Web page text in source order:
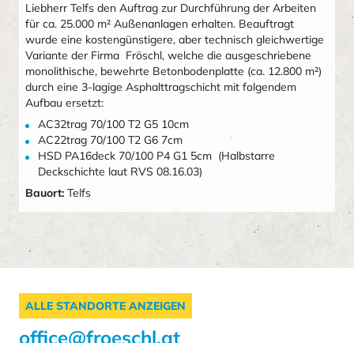
Liebherr Telfs den Auftrag zur Durchführung der Arbeiten
für ca. 25.000 m² Außenanlagen erhalten. Beauftragt
wurde eine kostengünstigere, aber technisch gleichwertige
Variante der Firma Fröschl, welche die ausgeschriebene
monolithische, bewehrte Betonbodenplatte (ca. 12.800 m²)
durch eine 3-lagige Asphalttragschicht mit folgendem
Aufbau ersetzt:
AC32trag 70/100 T2 G5 10cm
AC22trag 70/100 T2 G6 7cm
HSD PA16deck 70/100 P4 G1 5cm (Halbstarre
Deckschichte laut RVS 08.16.03)
Bauort: Telfs
ALLE STANDORTE ANZEIGEN
office@froeschl.at